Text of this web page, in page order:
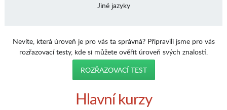
Jiné jazyky
Nevíte, která úroveň je pro vás ta správná? Připravili jsme pro vás
rozřazovací testy, kde si můžete ověřit úroveň svých znalostí.
ROZŘAZOVACÍ TEST
Hlavní kurzy